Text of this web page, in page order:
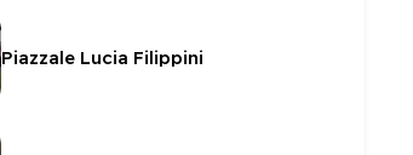
Piazzale Lucia Filippini